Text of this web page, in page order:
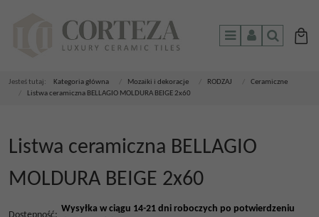
MenuPanelSzukaj
Jesteś tutaj: Kategoria główna Mozaiki i dekoracje RODZAJ
Ceramiczne
Listwa ceramiczna BELLAGIO MOLDURA BEIGE 2x60
Listwa ceramiczna BELLAGIO
MOLDURA BEIGE 2x60
Wysyłka w ciągu 14-21 dni roboczych po potwierdzeniu